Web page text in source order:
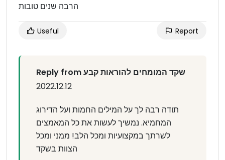
הרבה שנים טובות
Useful Report
Reply from שקד המומחים להוראות קבע
2022.12.12
תודה רבה לך על המילים החמות ועל הדירוג
המחמיא. נמשיך לעשות את כל המאמצים
לשרתך במקצועיות ומכל הלב! ממני ומכל
הצוות בשקד